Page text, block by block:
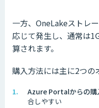
一方、OneLakeストレ
応じて発生し、通常は
算されます。
購入方法には主に2つの
Azure Portalからの購
合しやすい